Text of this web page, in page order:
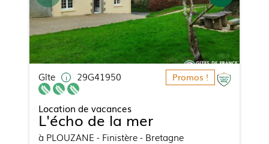
Gîte 29G41950 Promos !
Location de vacances
L'écho de la mer
à PLOUZANE - Finistère - Bretagne